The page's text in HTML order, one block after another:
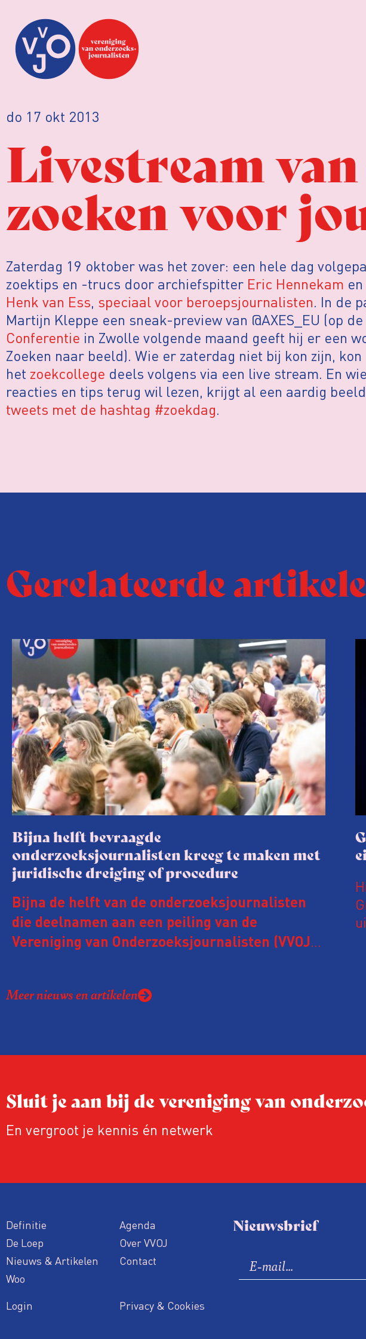
do 17 okt 2013
Livestream
zoeken voor
Zaterdag 19 oktober was het zover: een hele dag
zoektips en -trucs door archiefspitter Eric Hennekam
Henk van Ess, speciaal voor beroepsjournalisten. In de
Martijn Kleppe een sneak-preview van @AXES_EU (op de
Conferentie in Zwolle volgende maand geeft hij er een
Zoeken naar beeld). Wie er zaterdag niet bij kon zijn, kon
het zoekcollege deels volgens via een live stream. En
reacties en tips terug wil lezen, krijgt al een aardig
tweets met de hashtag #zoekdag.
Gerelateerde
Bijna helft bevraagde
onderzoeksjournalisten kreeg te maken met
juridische dreiging of procedure
Bijna de helft van de onderzoeksjournalisten
die deelnamen aan een peiling van de
Vereniging van Onderzoeksjournalisten (VVOJ)
rond het eigen werk. Dat kost journalisten tijd,
Meer nieuws en artikelen
Sluit je aan bij de vereniging van
En vergroot je kennis én netwerk
Definitie
De Loep
Nieuws & Artikelen
Woo
Agenda
Over VVOJ
Contact
Login Privacy & Cookies
Nieuwsbrief